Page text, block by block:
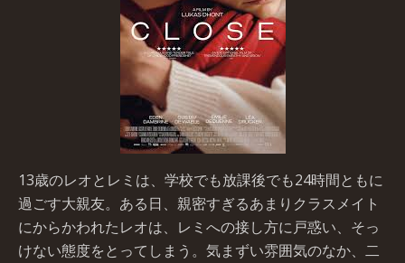
13歳のレオとレミは、学校でも放課後でも24時間ともに
過ごす大親友。ある日、親密すぎるあまりクラスメイト
にからかわれたレオは、レミへの接し方に戸惑い、そっ
けない態度をとってしまう。気まずい雰囲気のなか、二